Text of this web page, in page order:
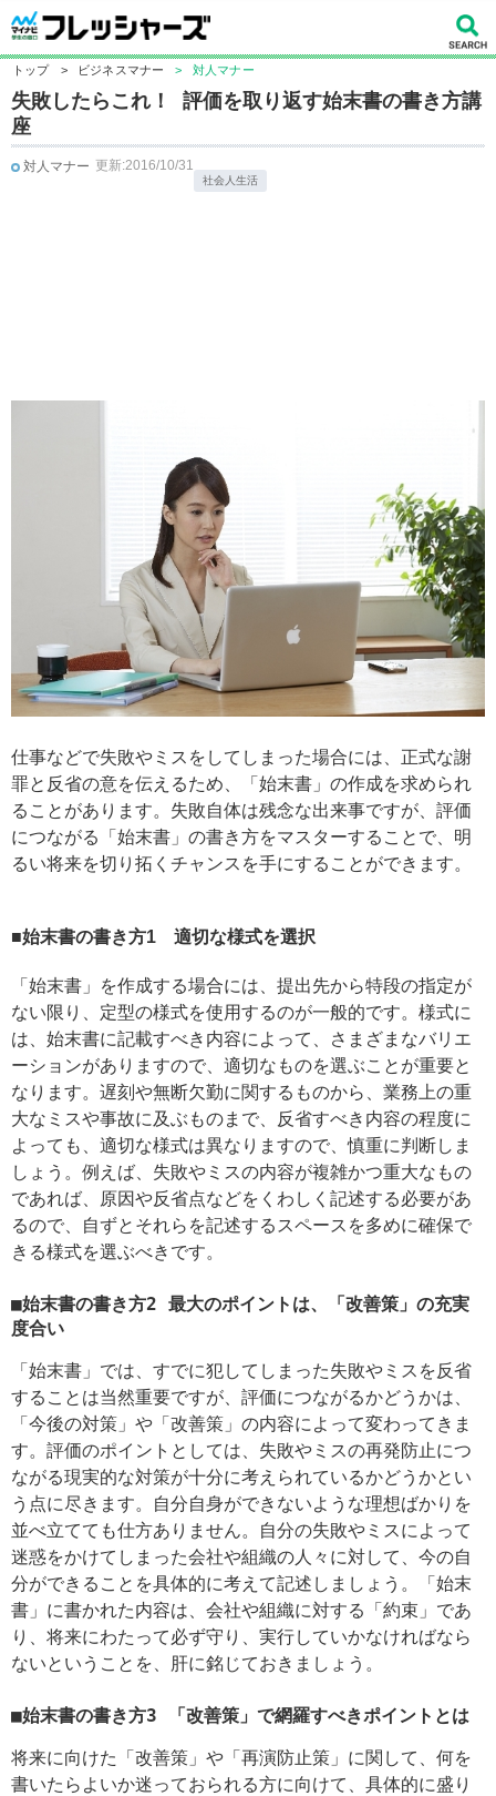
トップ > ビジネスマナー > 対人マナー
失敗したらこれ！ 評価を取り返す始末書の書き方講
座
対人マナー 更新:2016/10/31
社会人生活
仕事などで失敗やミスをしてしまった場合には、正式な謝
罪と反省の意を伝えるため、「始末書」の作成を求められ
ることがあります。失敗自体は残念な出来事ですが、評価
につながる「始末書」の書き方をマスターすることで、明
るい将来を切り拓くチャンスを手にすることができます。
■始末書の書き方1 適切な様式を選択
「始末書」を作成する場合には、提出先から特段の指定が
ない限り、定型の様式を使用するのが一般的です。様式に
は、始末書に記載すべき内容によって、さまざまなバリエ
ーションがありますので、適切なものを選ぶことが重要と
なります。遅刻や無断欠勤に関するものから、業務上の重
大なミスや事故に及ぶものまで、反省すべき内容の程度に
よっても、適切な様式は異なりますので、慎重に判断しま
しょう。例えば、失敗やミスの内容が複雑かつ重大なもの
であれば、原因や反省点などをくわしく記述する必要があ
るので、自ずとそれらを記述するスペースを多めに確保で
きる様式を選ぶべきです。
■始末書の書き方2 最大のポイントは、「改善策」の充実
度合い
「始末書」では、すでに犯してしまった失敗やミスを反省
することは当然重要ですが、評価につながるかどうかは、
「今後の対策」や「改善策」の内容によって変わってきま
す。評価のポイントとしては、失敗やミスの再発防止につ
ながる現実的な対策が十分に考えられているかどうかとい
う点に尽きます。自分自身ができないような理想ばかりを
並べ立てても仕方ありません。自分の失敗やミスによって
迷惑をかけてしまった会社や組織の人々に対して、今の自
分ができることを具体的に考えて記述しましょう。「始末
書」に書かれた内容は、会社や組織に対する「約束」であ
り、将来にわたって必ず守り、実行していかなければなら
ないということを、肝に銘じておきましょう。
■始末書の書き方3 「改善策」で網羅すべきポイントとは
将来に向けた「改善策」や「再演防止策」に関して、何を
書いたらよいか迷っておられる方に向けて、具体的に盛り